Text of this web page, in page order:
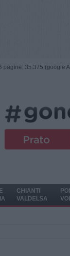
pagine: 35.375 (google
CHIANTI
VALDELSA